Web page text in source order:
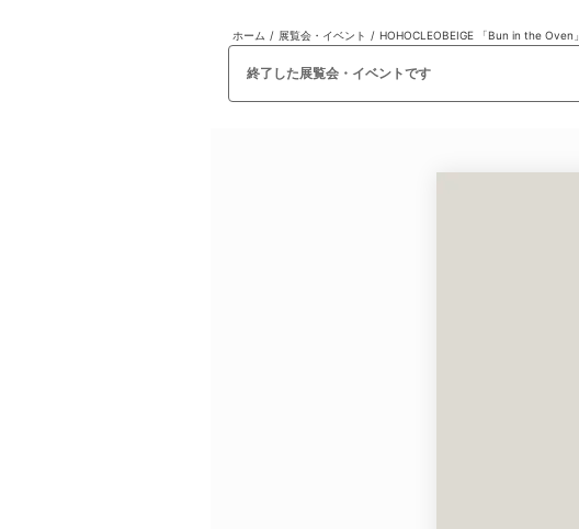
ホーム / 展覧会・イベント / HOHOCLEOBEIGE 「Bun in the Oven」
終了した展覧会・イベントです